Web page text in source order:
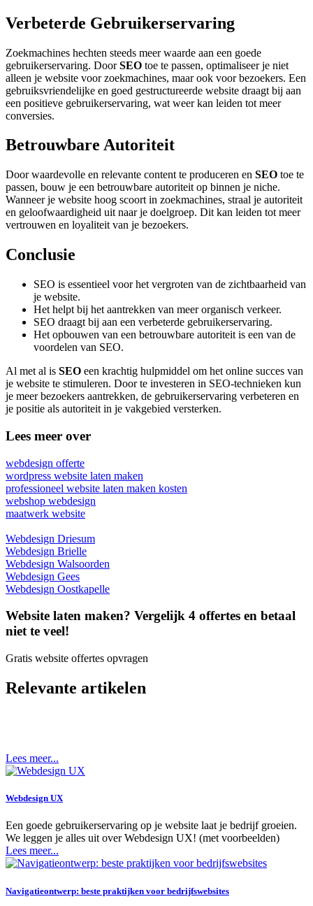
Verbeterde Gebruikerservaring
Zoekmachines hechten steeds meer waarde aan een goede
gebruikerservaring. DoorSEO toe te passen, optimaliseer je niet
alleen je website voor zoekmachines, maar ook voor bezoekers. Een
gebruiksvriendelijke en goed gestructureerde website draagt bij aan
een positieve gebruikerservaring, wat weer kan leiden tot meer
conversies.
Betrouwbare Autoriteit
Door waardevolle en relevante content te produceren en SEO toe te
passen, bouw je een betrouwbare autoriteit op binnen je niche.
Wanneer je website hoog scoort in zoekmachines, straal je autoriteit
en geloofwaardigheid uit naar je doelgroep. Dit kan leiden tot meer
vertrouwen en loyaliteit van je bezoekers.
Conclusie
SEO is essentieel voor het vergroten van de zichtbaarheid van
je website.
Het helpt bij het aantrekken van meer organisch verkeer.
SEO draagt bij aan een verbeterde gebruikerservaring.
Het opbouwen van een betrouwbare autoriteit is een van de
voordelen van SEO.
Al met al is SEO een krachtig hulpmiddel om het online succes van
je website te stimuleren. Door te investeren in SEO-technieken kun
je meer bezoekers aantrekken, de gebruikerservaring verbeteren en
je positie als autoriteit in je vakgebied versterken.
Lees meer over
webdesign offerte
wordpress website laten maken
professioneel website laten maken kosten
webshop webdesign
maatwerk website
Webdesign Driesum
Webdesign Brielle
Webdesign Walsoorden
Webdesign Gees
Webdesign Oostkapelle
Website laten maken? Vergelijk 4 offertes en betaal
niet te veel!
Gratis website offertes opvragen
Relevante artikelen
Lees meer...
Webdesign UX
Een goede gebruikerservaring op je website laat je bedrijf groeien.
We leggen je alles uit over Webdesign UX! (met voorbeelden)
Lees meer...
Navigatieontwerp: beste praktijken voor bedrijfswebsites